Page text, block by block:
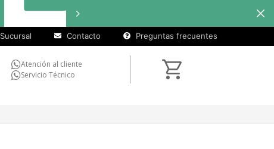
Sucursal Contacto Preguntas frecuentes
Atención al cliente
Servicio Técnico